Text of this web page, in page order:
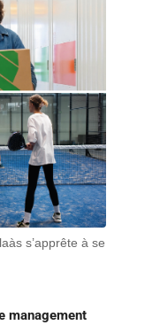
s’apprête à se
management